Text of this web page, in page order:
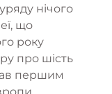
нічого
що
року
про шість
першим